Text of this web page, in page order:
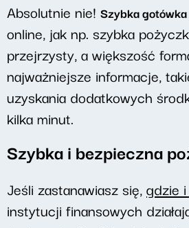
Absolutnie nie! Szybka gotówka
online, jak np. szybka
przejrzysty, a większość
najważniejsze informacje,
uzyskania dodatkowych
kilka minut.
Szybka i bezpieczna
Jeśli zastanawiasz się,gdzie
instytucji finansowych